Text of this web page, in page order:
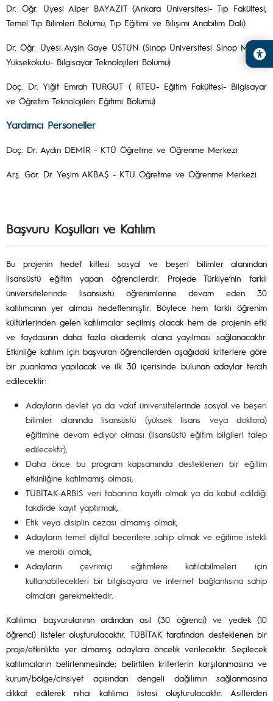
Dr. Öğr. Üyesi Alper BAYAZIT (Ankara Üniversitesi- Tıp Fakültesi,
Temel Tıp Bilimleri Bölümü, Tıp Eğitimi ve Bilişimi Anabilim Dalı)
Dr. Öğr. Üyesi Ayşin Gaye ÜSTÜN (Sinop Üniversitesi Sinop Meslek
Yüksekokulu- Bilgisayar Teknolojileri Bölümü)
Doç. Dr. Yiğit Emrah TURGUT ( RTEÜ- Eğitim Fakültesi- Bilgisayar
ve Öğretim Teknolojileri Eğitimi Bölümü)
Yardımcı Personeller
Doç. Dr. Aydın DEMİR - KTÜ Öğretme ve Öğrenme Merkezi
Arş. Gör. Dr. Yeşim AKBAŞ - KTÜ Öğretme ve Öğrenme Merkezi
Başvuru Koşulları ve Katılım
Bu projenin hedef kitlesi sosyal ve beşeri bilimler alanından
lisansüstü eğitim yapan öğrencilerdir. Projede Türkiye’nin farklı
üniversitelerinde lisansüstü öğrenimlerine devam eden 30
katılımcının yer alması hedeflenmiştir. Böylece hem farklı öğrenim
kültürlerinden gelen katılımcılar seçilmiş olacak hem de projenin etki
ve faydasının daha fazla akademik alana yayılması sağlanacaktır.
Etkinliğe katılım için başvuran öğrencilerden aşağıdaki kriterlere göre
bir puanlama yapılacak ve ilk 30 içerisinde bulunan adaylar tercih
edilecektir:
Adayların devlet ya da vakıf üniversitelerinde sosyal ve beşeri
bilimler alanında lisansüstü (yüksek lisans veya doktora)
eğitimine devam ediyor olması (lisansüstü eğitim bilgileri talep
edilecektir),
Daha önce bu program kapsamında desteklenen bir eğitim
etkinliğine katılmamış olması,
TÜBİTAK-ARBİS veri tabanına kayıtlı olmak ya da kabul edildiği
takdirde kayıt yaptırmak,
Etik veya disiplin cezası almamış olmak,
Adayların temel dijital becerilere sahip olmak ve eğitime istekli
ve meraklı olmak,
Adayların çevrimiçi eğitimlere katılabilmeleri için
kullanabilecekleri bir bilgisayara ve internet bağlantısına sahip
olmaları gerekmektedir.
Katılımcı başvurularının ardından asil (30 öğrenci) ve yedek (10
öğrenci) listeler oluşturulacaktır. TÜBİTAK tarafından desteklenen bir
proje/etkinlikte yer almamış adaylara öncelik verilecektir. Seçilecek
katılımcıların belirlenmesinde; belirtilen kriterlerin karşılanmasına ve
kurum/bölge/cinsiyet açısından dengeli dağılımın sağlanmasına
dikkat edilerek nihai katılımcı listesi oluşturulacaktır. Asillerden